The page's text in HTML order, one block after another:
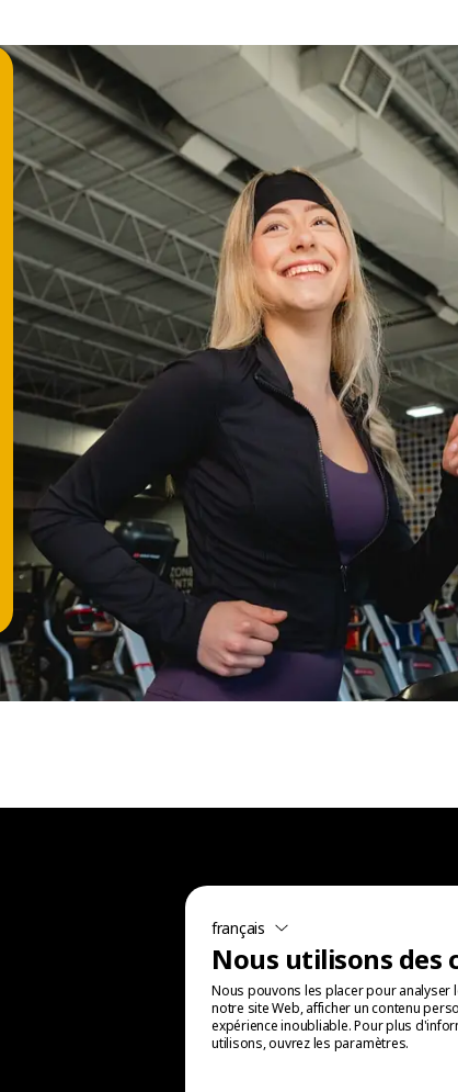
français
Nous utilisons des
Nous pouvons les placer pour
notre site Web, afficher un contenu
expérience inoubliable. Pour plus
utilisons, ouvrez les paramètres.